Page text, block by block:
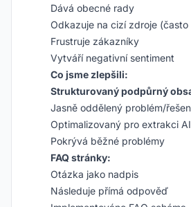
Dává obecné rady
Odkazuje na cizí zdroje (často
Frustruje zákazníky
Vytváří negativní sentiment
Co jsme zlepšili:
Strukturovaný podpůrný
Jasně oddělený problém/
Optimalizovaný pro extrakci AI
Pokrývá běžné problémy
FAQ stránky:
Otázka jako nadpis
Následuje přímá odpověď